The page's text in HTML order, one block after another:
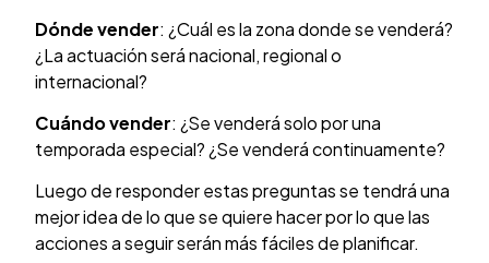
Dónde vender: ¿Cuál es la zona donde se venderá?
¿La actuación será nacional, regional o
internacional?
Cuándo vender: ¿Se venderá solo por una
temporada especial? ¿Se venderá continuamente?
Luego de responder estas preguntas se tendrá una
mejor idea de lo que se quiere hacer por lo que las
acciones a seguir serán más fáciles de planificar.